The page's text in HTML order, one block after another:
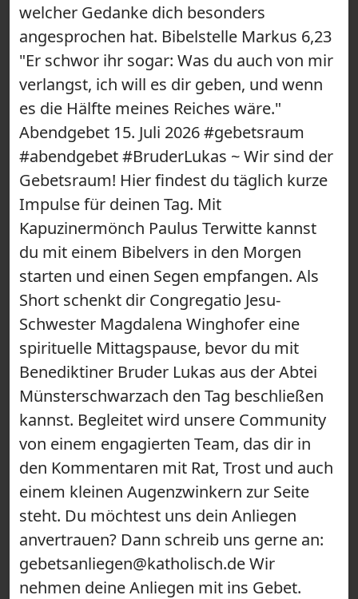
welcher Gedanke dich besonders
angesprochen hat. Bibelstelle Markus 6,23
"Er schwor ihr sogar: Was du auch von mir
verlangst, ich will es dir geben, und wenn
es die Hälfte meines Reiches wäre."
Abendgebet 15. Juli 2026 #gebetsraum
#abendgebet #BruderLukas ~ Wir sind der
Gebetsraum! Hier findest du täglich kurze
Impulse für deinen Tag. Mit
Kapuzinermönch Paulus Terwitte kannst
du mit einem Bibelvers in den Morgen
starten und einen Segen empfangen. Als
Short schenkt dir Congregatio Jesu-
Schwester Magdalena Winghofer eine
spirituelle Mittagspause, bevor du mit
Benediktiner Bruder Lukas aus der Abtei
Münsterschwarzach den Tag beschließen
kannst. Begleitet wird unsere Community
von einem engagierten Team, das dir in
den Kommentaren mit Rat, Trost und auch
einem kleinen Augenzwinkern zur Seite
steht. Du möchtest uns dein Anliegen
anvertrauen? Dann schreib uns gerne an:
gebetsanliegen@katholisch.de Wir
nehmen deine Anliegen mit ins Gebet.